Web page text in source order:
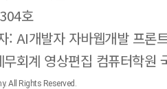
호
: AI개발자 자바웹개발 프론
회계 영상편집 컴퓨터학원
All Rights Reserved.